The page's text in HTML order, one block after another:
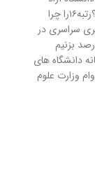
رتبه۱۶شدید؟ یا در کل؟با سهمیه یا سهمیه آزاد؟رتبه۱۶را چرا
سراسری در
تهران باید تخصصی را بالای۳۰درصد بزنیم
میشه؟شبانه دانشگاه های
وزارت علوم